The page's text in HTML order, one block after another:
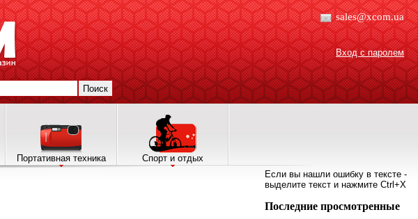
sales@xcom.ua
Вход с паролем
Поиск
Портативная техника Спорт и отдых
Если вы нашли ошибку в тексте -
выделите текст и нажмите Ctrl+X
Последние просмотренные